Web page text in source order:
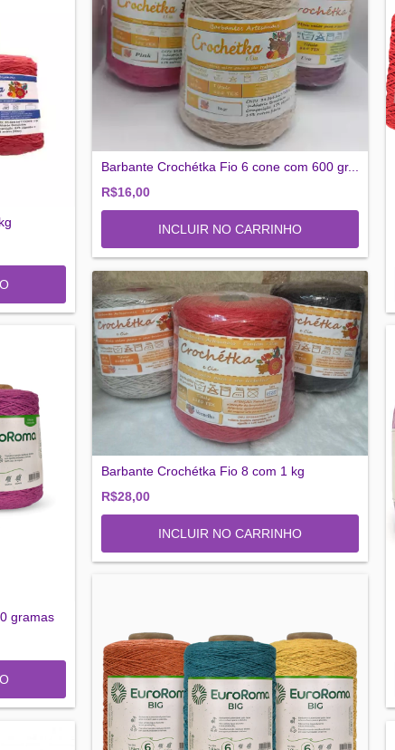
Barbante Crochétka Fio 6 cone com 600 gr...
R$16,00
INCLUIR NO CARRINHO
gramas
Barbante Crochétka Fio 8 com 1 kg
R$28,00
INCLUIR NO CARRINHO